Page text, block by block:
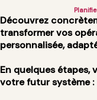
Découvrez
transformer vos
personnalisée,
En quelques étapes,
votre futur système :